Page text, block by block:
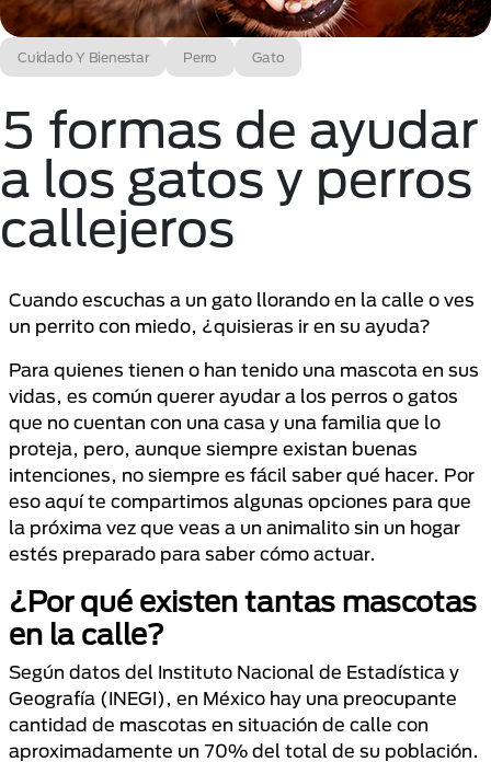
Cuidado Y Bienestar Perro Gato
5 formas de ayudar
a los gatos y perros
callejeros
Cuando escuchas a un gato llorando en la calle o ves
un perrito con miedo, ¿quisieras ir en su ayuda?
Para quienes tienen o han tenido una mascota en sus
vidas, es común querer ayudar a los perros o gatos
que no cuentan con una casa y una familia que lo
proteja, pero, aunque siempre existan buenas
intenciones, no siempre es fácil saber qué hacer. Por
eso aquí te compartimos algunas opciones para que
la próxima vez que veas a un animalito sin un hogar
estés preparado para saber cómo actuar.
¿Por qué existen tantas mascotas
en la calle?
Según datos del Instituto Nacional de Estadística y
Geografía (INEGI), en México hay una preocupante
cantidad de mascotas en situación de calle con
aproximadamente un 70% del total de su población.